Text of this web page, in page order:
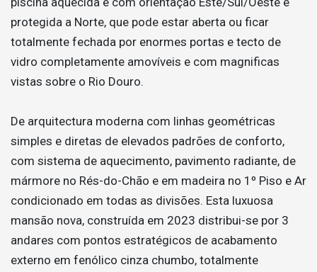
protegida a Norte, que pode estar aberta ou ficar
totalmente fechada por enormes portas e tecto de
vidro completamente amovíveis e com magnificas
vistas sobre o Rio Douro.
De arquitectura moderna com linhas geométricas
simples e diretas de elevados padrões de conforto,
com sistema de aquecimento, pavimento radiante, de
mármore no Rés-do-Chão e em madeira no 1º Piso e Ar
condicionado em todas as divisões. Esta luxuosa
mansão nova, construída em 2023 distribui-se por 3
andares com pontos estratégicos de acabamento
externo em fenólico cinza chumbo, totalmente